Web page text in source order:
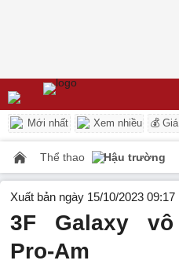
Mới nhất Xem nhiều 💰
Thể thao Hậu trường
Xuất bản ngày 15/10/2023 09:17
3F Galaxy
Pro-Am